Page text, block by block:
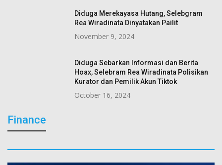
Diduga Merekayasa Hutang, Selebgram
Rea Wiradinata Dinyatakan Pailit
November 9, 2024
Diduga Sebarkan Informasi dan Berita
Hoax, Selebram Rea Wiradinata Polisikan
Kurator dan Pemilik Akun Tiktok
October 16, 2024
Finance